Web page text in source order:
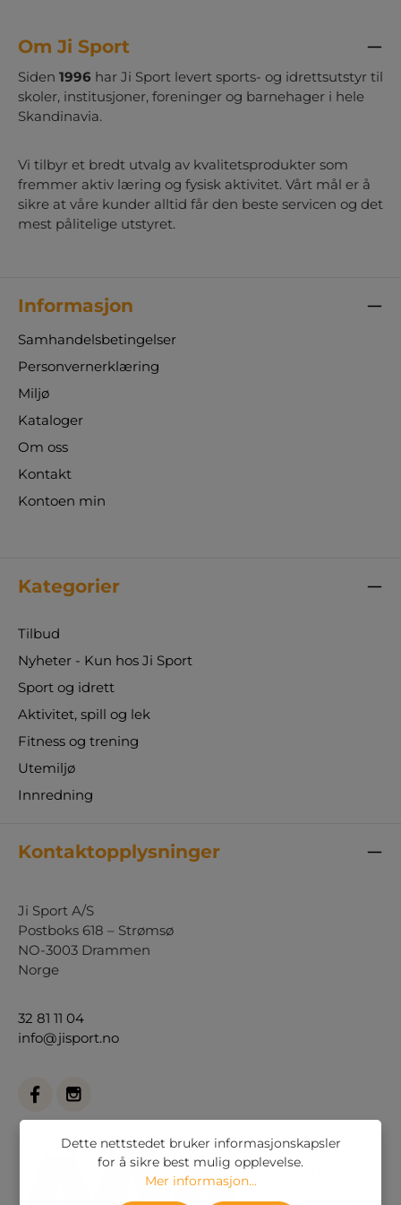
Om Ji Sport
Siden 1996 har Ji Sport levert sports- og idrettsutstyr til
skoler, institusjoner, foreninger og barnehager i hele
Skandinavia.
Vi tilbyr et bredt utvalg av kvalitetsprodukter som
fremmer aktiv læring og fysisk aktivitet. Vårt mål er å
sikre at våre kunder alltid får den beste servicen og det
mest pålitelige utstyret.
Informasjon
Samhandelsbetingelser
Personvernerklæring
Miljø
Kataloger
Om oss
Kontakt
Kontoen min
Kategorier
Tilbud
Nyheter - Kun hos Ji Sport
Sport og idrett
Aktivitet, spill og lek
Fitness og trening
Utemiljø
Innredning
Kontaktopplysninger
Ji Sport A/S
Postboks 618 – Strømsø
NO-3003 Drammen
Norge
32 81 11 04
info@jisport.no
Dette nettstedet bruker informasjonskapsler
for å sikre best mulig opplevelse.
Mer informasjon...